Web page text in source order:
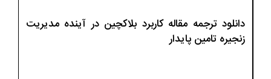
دانلود ترجمه مقاله کاربرد بلاکچین در آینده مدیریت
زنجیره تامین پایدار